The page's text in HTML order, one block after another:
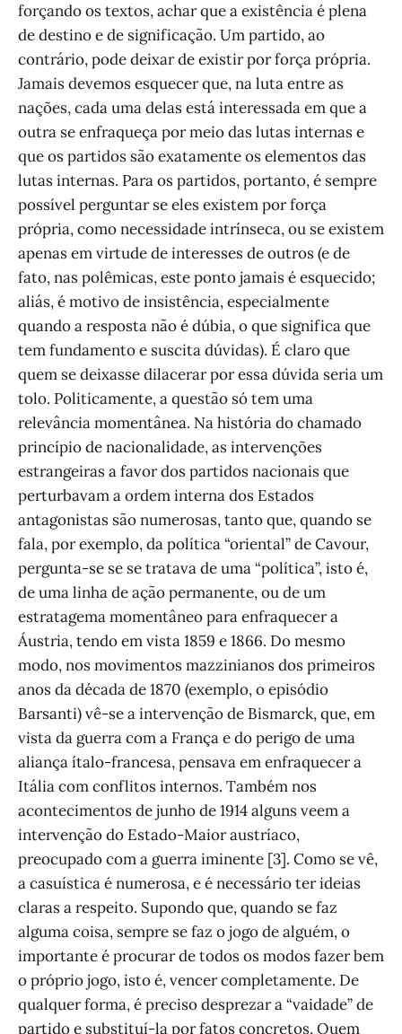
forçando os textos, achar que a existência é plena
de destino e de significação. Um partido, ao
contrário, pode deixar de existir por força própria.
Jamais devemos esquecer que, na luta entre as
nações, cada uma delas está interessada em que a
outra se enfraqueça por meio das lutas internas e
que os partidos são exatamente os elementos das
lutas internas. Para os partidos, portanto, é sempre
possível perguntar se eles existem por força
própria, como necessidade intrínseca, ou se existem
apenas em virtude de interesses de outros (e de
fato, nas polêmicas, este ponto jamais é esquecido;
aliás, é motivo de insistência, especialmente
quando a resposta não é dúbia, o que significa que
tem fundamento e suscita dúvidas). É claro que
quem se deixasse dilacerar por essa dúvida seria um
tolo. Politicamente, a questão só tem uma
relevância momentânea. Na história do chamado
princípio de nacionalidade, as intervenções
estrangeiras a favor dos partidos nacionais que
perturbavam a ordem interna dos Estados
antagonistas são numerosas, tanto que, quando se
fala, por exemplo, da política “oriental” de Cavour,
pergunta-se se se tratava de uma “política”, isto é,
de uma linha de ação permanente, ou de um
estratagema momentâneo para enfraquecer a
Áustria, tendo em vista 1859 e 1866. Do mesmo
modo, nos movimentos mazzinianos dos primeiros
anos da década de 1870 (exemplo, o episódio
Barsanti) vê-se a intervenção de Bismarck, que, em
vista da guerra com a França e do perigo de uma
aliança ítalo-francesa, pensava em enfraquecer a
Itália com conflitos internos. Também nos
acontecimentos de junho de 1914 alguns veem a
intervenção do Estado-Maior austríaco,
preocupado com a guerra iminente [3]. Como se vê,
a casuística é numerosa, e é necessário ter ideias
claras a respeito. Supondo que, quando se faz
alguma coisa, sempre se faz o jogo de alguém, o
importante é procurar de todos os modos fazer bem
o próprio jogo, isto é, vencer completamente. De
qualquer forma, é preciso desprezar a “vaidade” de
partido e substituí-la por fatos concretos. Quem